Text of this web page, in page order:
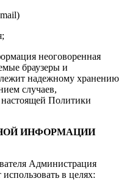
неоговоренная
браузеры и
надежному хранению
случаев,
Политики
ИНФОРМАЦИИ
Администрация
в целях: